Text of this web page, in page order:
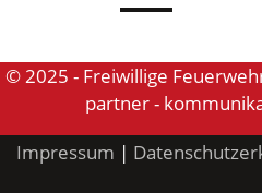
© 2025 - Freiwillige
partner -
Impressum |